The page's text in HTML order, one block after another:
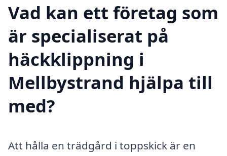
Vad kan ett företag som
är specialiserat på
häckklippning i
Mellbystrand hjälpa till
med?
Att hålla en trädgård i toppskick är en